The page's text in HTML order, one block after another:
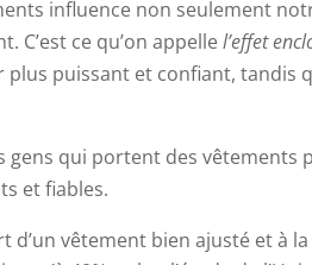
influence non seulement
C’est ce qu’on appellel’effet
puissant et confiant, tandis
gens qui portent des vêtements
et fiables.
d’un vêtement bien ajusté et à